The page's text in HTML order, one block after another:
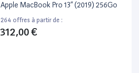
Apple MacBook Pro 13” (2019) 256Go
264 offres à partir de :
312,00 €